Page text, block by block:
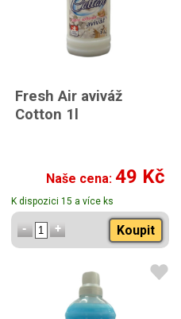
Fresh Air aviváž
Cotton 1l
Naše cena: 49 Kč
K dispozici 15 a více ks
Koupit